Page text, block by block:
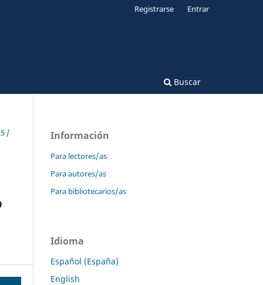
Buscar
Registrarse Entrar
/
Información
Para lectores/as
Para autores/as
Para bibliotecarios/as
Idioma
Español (España)
English